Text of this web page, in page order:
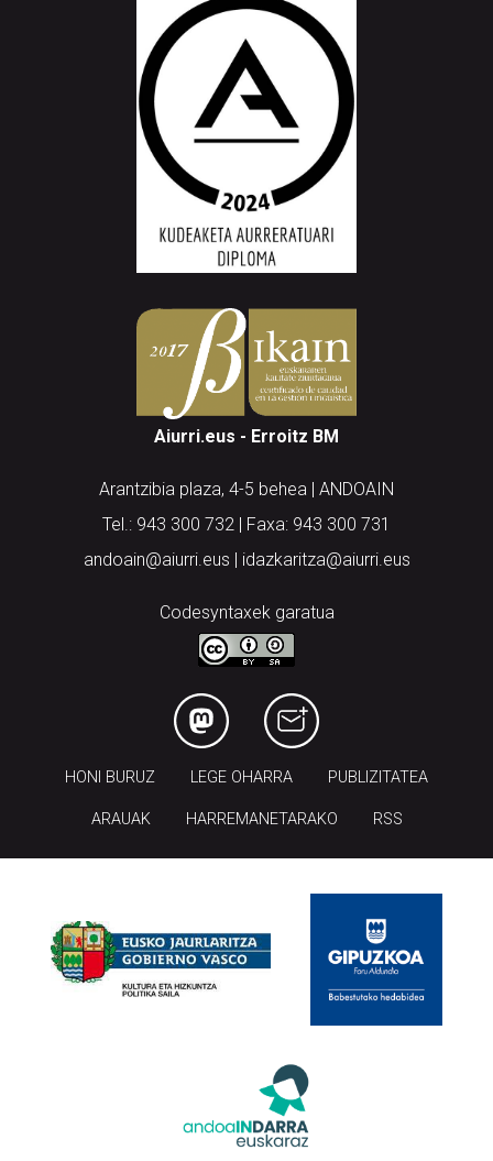
Aiurri.eus - Erroitz BM
Arantzibia plaza, 4-5 behea | ANDOAIN
Tel.: 943 300 732 | Faxa: 943 300 731
andoain@aiurri.eus | idazkaritza@aiurri.eus
Codesyntaxek garatua
HONI BURUZ LEGE OHARRA PUBLIZITATEA
ARAUAK HARREMANETARAKO RSS